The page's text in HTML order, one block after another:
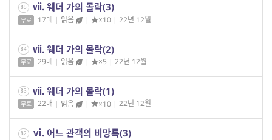
85 ⅶ. 웨더 가의 몰락(3)
무료 17매 | 읽음 | ×10 | 22년 12월
84 ⅶ. 웨더 가의 몰락(2)
무료 29매 | 읽음 | ×5 | 22년 12월
83 ⅶ. 웨더 가의 몰락(1)
무료 22매 | 읽음 | ×10 | 22년 12월
82 ⅵ. 어느 관객의 비망록(3)